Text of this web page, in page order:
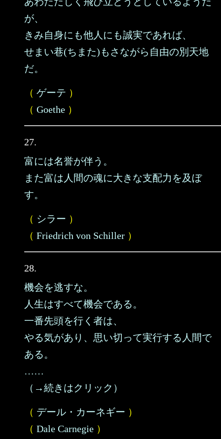
が、
きみ自身にも他人にも誠実であれば、
せまい巷(ちまた)もさながら自由の別天地
だ。
（ ゲーテ ）
（ Goethe ）
27.
富には名誉が伴う。
また富は人間の魂に大きな支配力を及ぼ
す。
（ シラー ）
（ Friedrich von Schiller ）
28.
機会を逃すな。
人生はすべて機会である。
一番先頭を行く者は、
やる気があり、思い切って実行する人間で
ある。
……
（→続きはクリック）
（ デール・カーネギー ）
（ Dale Carnegie ）